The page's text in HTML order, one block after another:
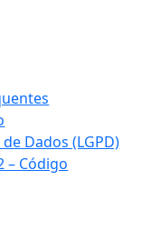
Dados (LGPD)
– Código